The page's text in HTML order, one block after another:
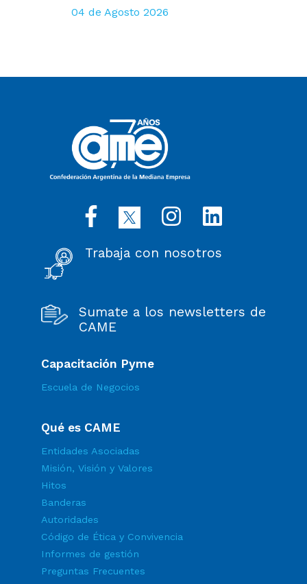
04 de Agosto 2026
Trabaja con nosotros
Sumate a los newsletters de
CAME
Capacitación Pyme
Escuela de Negocios
Qué es CAME
Entidades Asociadas
Misión, Visión y Valores
Hitos
Banderas
Autoridades
Código de Ética y Convivencia
Informes de gestión
Preguntas Frecuentes